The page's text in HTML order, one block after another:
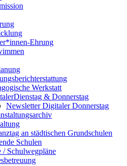
Ehrung
Werkstatt
& Donnerstag
Newsletter Digitaler Donnerstag
an städtischen Grundschulen
Schulen
/ Schulwegpläne